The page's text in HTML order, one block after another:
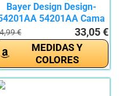
Bayer Design Design-
54201AA Cama
€ 33,05 €
MEDIDAS Y
COLORES